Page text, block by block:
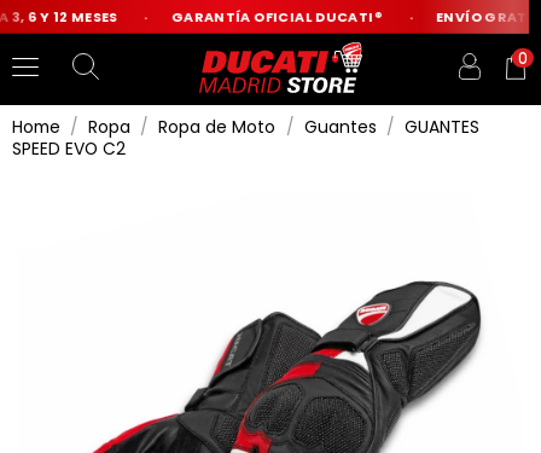
6 Y 12 MESES GARANTÍA OFICIAL DUCATI® ENVÍO GRATIS
0
Home Ropa Ropa de Moto Guantes
GUANTES
SPEED EVO C2